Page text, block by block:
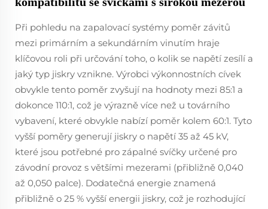
Při pohledu na zapalovací systémy poměr závitů
mezi primárním a sekundárním vinutím hraje
klíčovou roli při určování toho, o kolik se napětí zesílí a
jaký typ jiskry vznikne. Výrobci výkonnostních cívek
obvykle tento poměr zvyšují na hodnoty mezi 85:1 a
dokonce 110:1, což je výrazně více než u továrního
vybavení, které obvykle nabízí poměr kolem 60:1. Tyto
vyšší poměry generují jiskry o napětí 35 až 45 kV,
které jsou potřebné pro zápalné svíčky určené pro
závodní provoz s většími mezerami (přibližně 0,040
až 0,050 palce). Dodatečná energie znamená
přibližně o 25 % vyšší energii jiskry, což je rozhodující